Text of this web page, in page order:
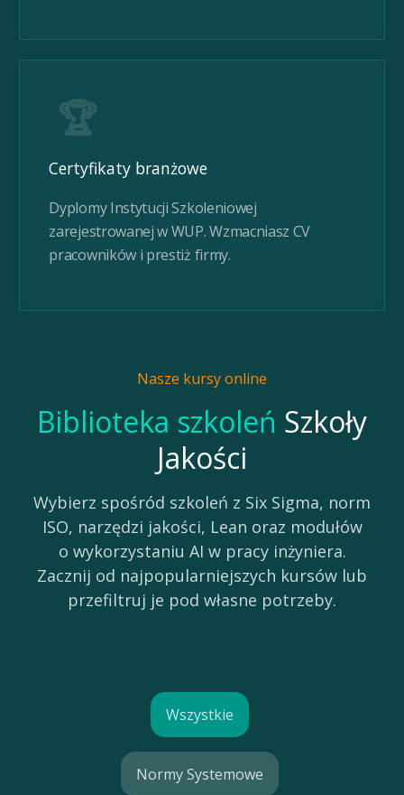
🏆
Certyfikaty branżowe
Dyplomy Instytucji Szkoleniowej
zarejestrowanej w WUP. Wzmacniasz CV
pracowników i prestiż firmy.
Nasze kursy online
Biblioteka szkoleń Szkoły
Jakości
Wybierz spośród szkoleń z Six Sigma, norm
ISO, narzędzi jakości, Lean oraz modułów
o wykorzystaniu AI w pracy inżyniera.
Zacznij od najpopularniejszych kursów lub
przefiltruj je pod własne potrzeby.
Wszystkie
Normy Systemowe